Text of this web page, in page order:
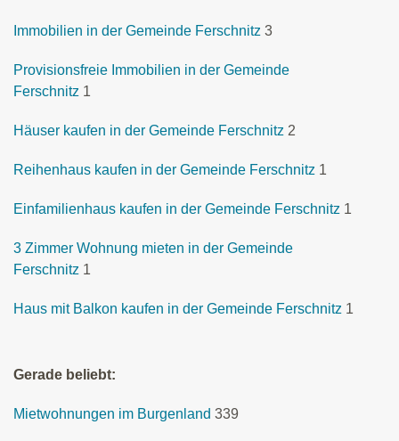
Immobilien in der Gemeinde Ferschnitz 3
Provisionsfreie Immobilien in der Gemeinde
Ferschnitz 1
Häuser kaufen in der Gemeinde Ferschnitz 2
Reihenhaus kaufen in der Gemeinde Ferschnitz 1
Einfamilienhaus kaufen in der Gemeinde Ferschnitz 1
3 Zimmer Wohnung mieten in der Gemeinde
Ferschnitz 1
Haus mit Balkon kaufen in der Gemeinde Ferschnitz 1
Gerade beliebt:
Mietwohnungen im Burgenland 339